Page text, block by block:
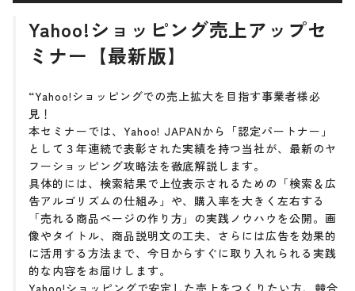
Yahoo!ショッピング売上アップセ
ミナー【最新版】
“Yahoo!ショッピングでの売上拡大を目指す事業者様必
見！
本セミナーでは、Yahoo! JAPANから「認定パートナー」
として３年連続で表彰された実績を持つ当社が、最新のヤ
フーショッピング攻略法を徹底解説します。
具体的には、検索結果で上位表示されるための「検索＆広
告アルゴリズムの仕組み」や、購入率を大きく左右する
「売れる商品ページの作り方」の実践ノウハウを公開。画
像やタイトル、商品説明文の工夫、さらには広告を効果的
に活用する方法まで、今日からすぐに取り入れられる実践
的な内容をお届けします。
Yahoo!ショッピングで安定した売上をつくりたい方、競合